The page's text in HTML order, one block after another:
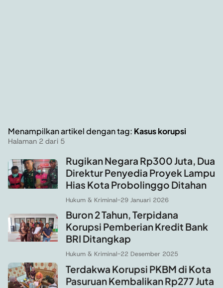
Menampilkan artikel dengan tag: Kasus korupsi
Halaman 2 dari 5
Rugikan Negara Rp300 Juta, Dua
Direktur Penyedia Proyek Lampu
Hias Kota Probolinggo Ditahan
Hukum & Kriminal-29 Januari 2026
Buron 2 Tahun, Terpidana
Korupsi Pemberian Kredit Bank
BRI Ditangkap
Hukum & Kriminal-22 Desember 2025
Terdakwa Korupsi PKBM di Kota
Pasuruan Kembalikan Rp277 Juta